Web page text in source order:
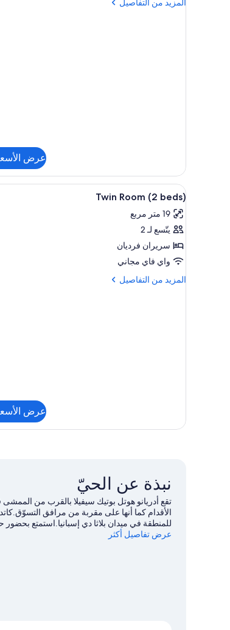
المزيد من التفاصيل
عرض
استعراض
جميع
صور
Twin
Room
(2
beds)
أغطية فراش
5
Twin Room (2 beds)
19 متر مربع
يتّسع لـ 2
سريران فرديان
واي فاي مجاني
المزيد من التفاصيل
المزيد
عرض
نبذة عن الحيّ
تقع أدريانو هوتل بوتيك سيفيلا ‏بالقرب من
الأقدام كما أنها على مقربة من مرافق
للمنطقة في ميدان بلاثا دي إسبانيا.استمتع
أماكن الجذب آيلا ماجيكا ثيم بارك.يُقدم كل من
عرض تفاصيل أكثر